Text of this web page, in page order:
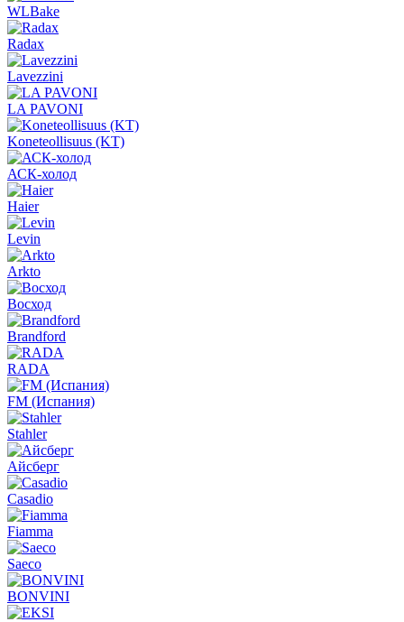
WLBake
Radax
Lavezzini
LA PAVONI
Koneteollisuus (KT)
АСК-холод
Haier
Levin
Arkto
Восход
Brandford
RADA
FM (Испания)
Stahler
Айсберг
Casadio
Fiamma
Saeco
BONVINI